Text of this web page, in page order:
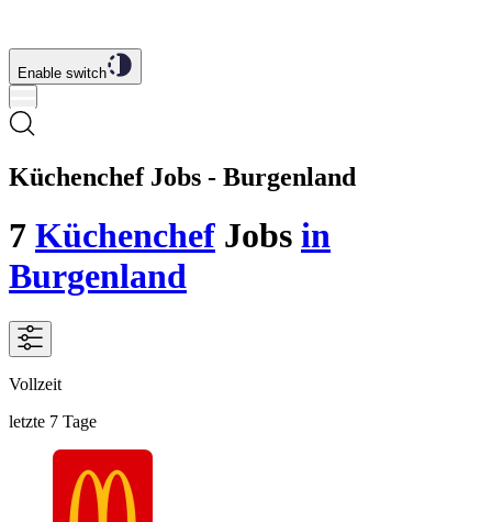
Enable switch
Küchenchef Jobs - Burgenland
7 Küchenchef Jobs in
Burgenland
Vollzeit
letzte 7 Tage